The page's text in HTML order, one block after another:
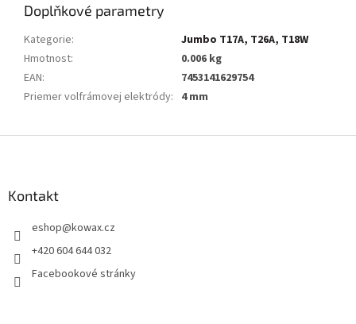
Doplňkové parametry
Kategorie:
Jumbo T17A, T26A, T18W
Hmotnost:
0.006 kg
EAN:
7453141629754
Priemer volfrámovej elektródy: 4 mm
Kontakt
eshop@kowax.cz
+420 604 644 032
Facebookové stránky